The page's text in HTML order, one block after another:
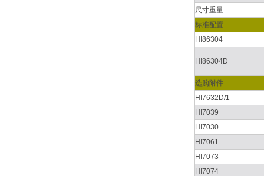
尺寸重量
标准配置
HI86304
HI86304D
选购附件
HI7632D/1
HI7039
HI7030
HI7061
HI7073
HI7074